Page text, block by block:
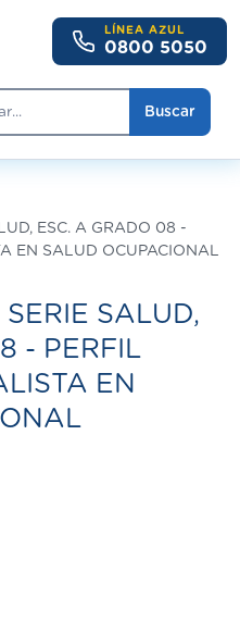
Buscar
LÍNEA AZUL
0800 5050
ESC. A GRADO 08 -
EN SALUD OCUPACIONAL
SALUD,
- PERFIL
EN